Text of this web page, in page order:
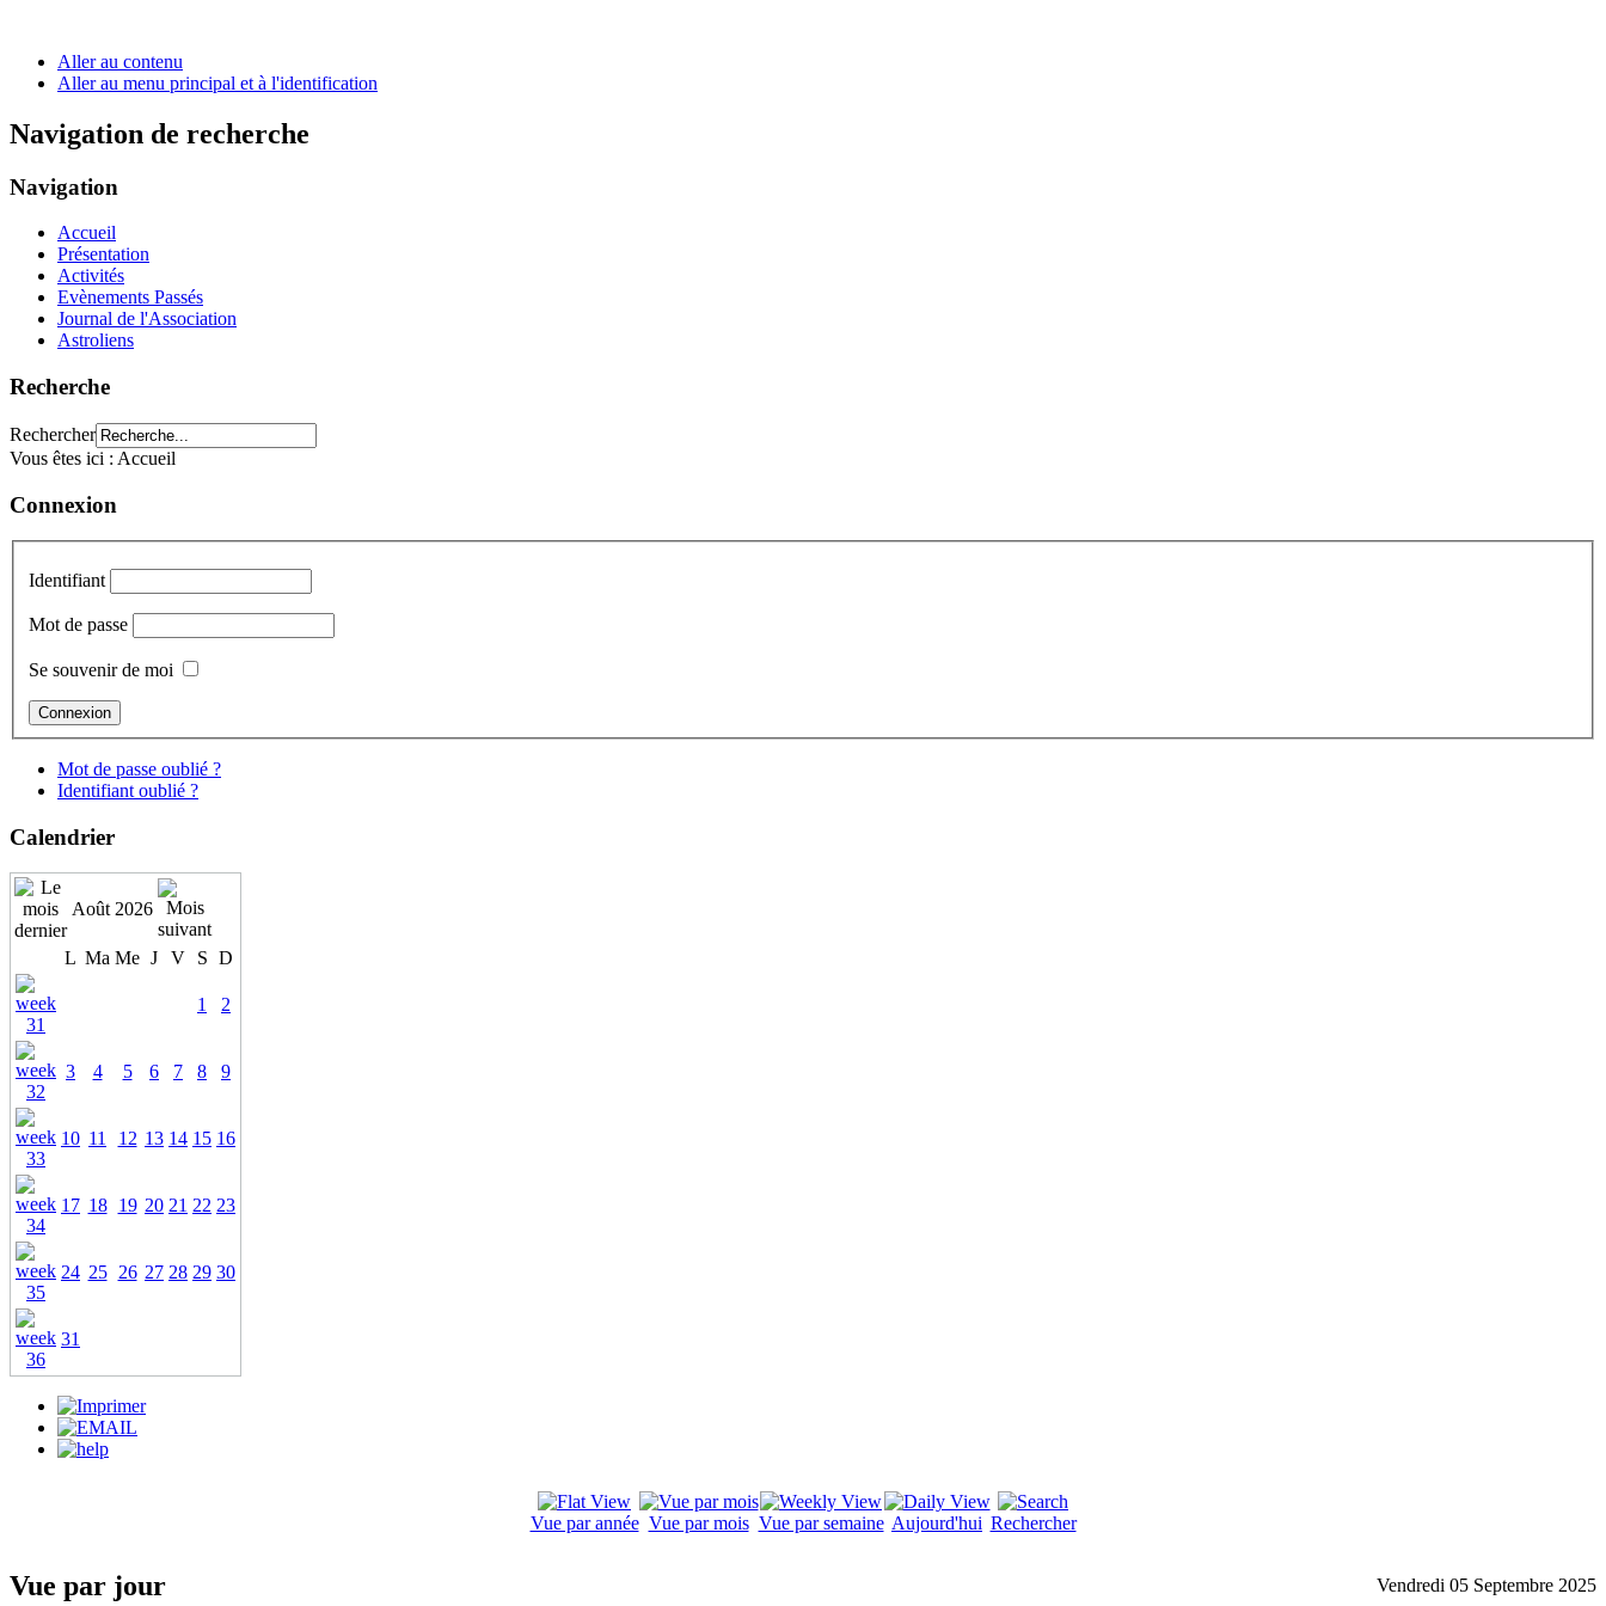
Aller au contenu
Aller au menu principal et à l'identification
Navigation de recherche
Navigation
Accueil
Présentation
Activités
Evènements Passés
Journal de l'Association
Astroliens
Recherche
Rechercher
Vous êtes ici : Accueil
Connexion
Identifiant
Mot de passe
Se souvenir de moi
Mot de passe oublié ?
Identifiant oublié ?
Calendrier
Août 2026
L Ma Me J V S D
1 2
3 4 5 6 7 8 9
10 11 12 13 14 15 16
17 18 19 20 21 22 23
24 25 26 27 28 29 30
31
Vue par année Vue par mois Vue par semaine Aujourd'hui Rechercher
Vue par jour Vendredi 05 Septembre 2025